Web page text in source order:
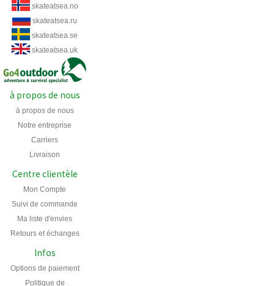
skateatsea.no
skateatsea.ru
skateatsea.se
skateatsea.uk
à propos de nous
à propos de nous
Notre entreprise
Carriers
Livraison
Centre clientèle
Mon Compte
Suivi de commande
Ma liste d'envies
Retours et échanges
Infos
Options de paiement
Politique de